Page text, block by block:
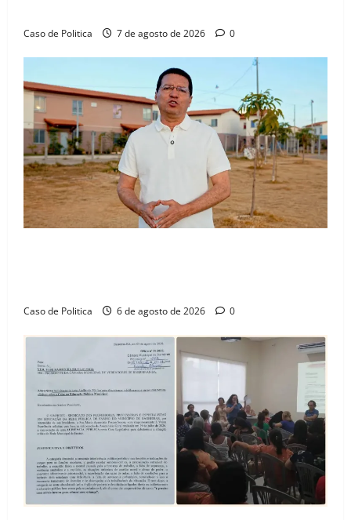
Caso de Politica 7 de agosto de 2026 0
Caso de Politica 6 de agosto de 2026 0